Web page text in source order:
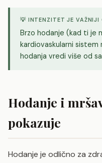
💡 INTENZITET JE VAŽNIJI
Brzo hodanje (kad ti je
kardiovaskularni
hodanja vredi više od
Hodanje i
pokazuje
Hodanje je odlično za